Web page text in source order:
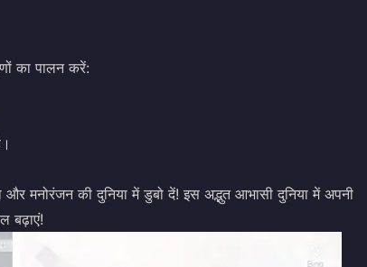
का पालन करें:
की दुनिया में डुबो दें! इस अद्भुत आभासी दुनिया में अपनी
बढ़ाएं!